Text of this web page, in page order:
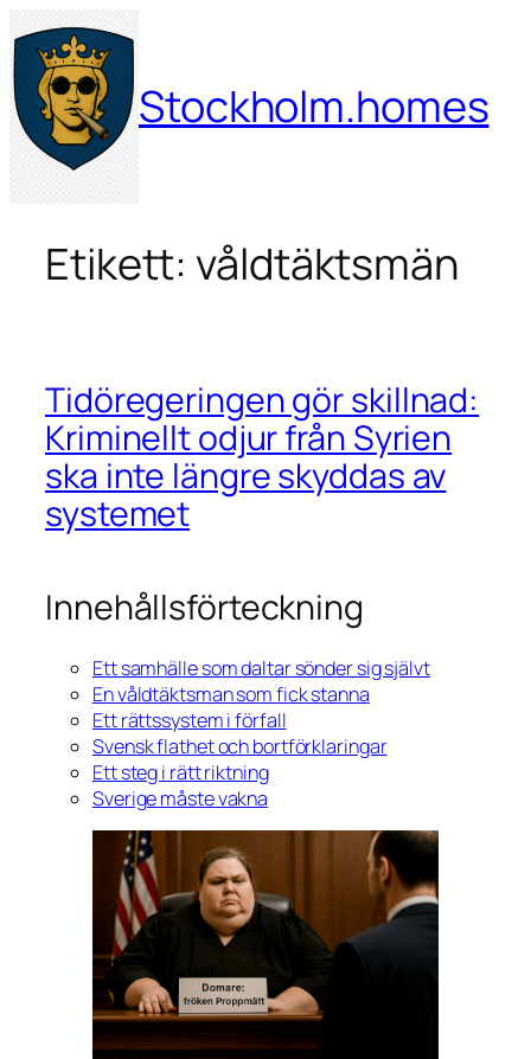
Hoppa
till
innehåll
Stockholm.homes
Etikett: våldtäktsmän
Tidöregeringen gör skillnad:
Kriminellt odjur från Syrien
ska inte längre skyddas av
systemet
Innehållsförteckning
Ett samhälle som daltar sönder sig självt
En våldtäktsman som fick stanna
Ett rättssystem i förfall
Svensk flathet och bortförklaringar
Ett steg i rätt riktning
Sverige måste vakna